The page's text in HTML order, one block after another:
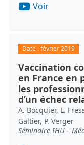
Voir
Date :février 2019
Vaccination
en France en
les
d’un échec
A. Bocquier, L.
Galtier, P. Verger
Séminaire IHU –